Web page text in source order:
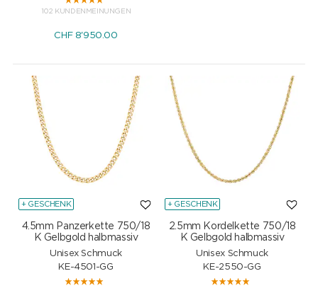
102 KUNDENMEINUNGEN
CHF8'950.00
+ GESCHENK
4.5mm Panzerkette 750/18
K Gelbgold halbmassiv
Unisex Schmuck
KE-4501-GG
+ GESCHENK
2.5mm Kordelkette 750/18
K Gelbgold halbmassiv
Unisex Schmuck
KE-2550-GG